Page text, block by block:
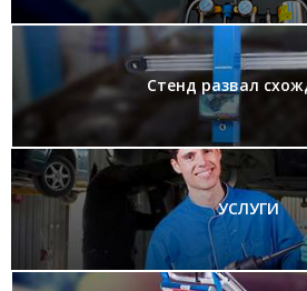
Стенд развал
УСЛУГИ